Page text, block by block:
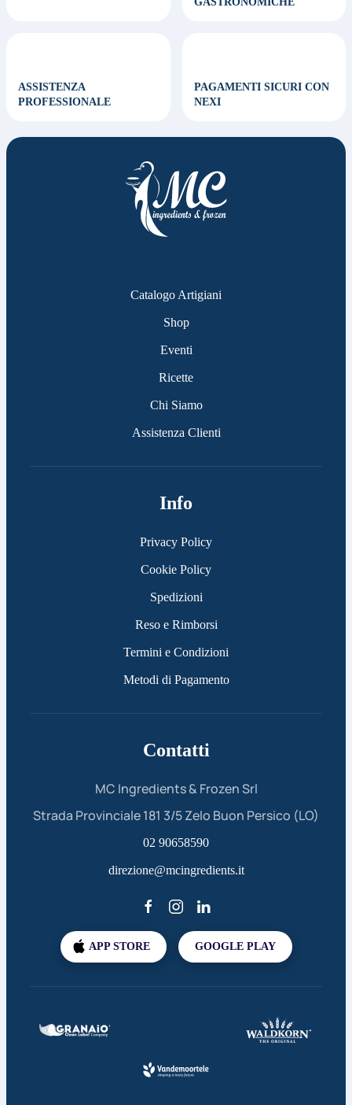
ASSISTENZA
PROFESSIONALE
PAGAMENTI SICURI CON
NEXI
Catalogo Artigiani
Shop
Eventi
Ricette
Chi Siamo
Assistenza Clienti
Info
Privacy Policy
Cookie Policy
Spedizioni
Reso e Rimborsi
Termini e Condizioni
Metodi di Pagamento
Contatti
MC Ingredients & Frozen Srl
Strada Provinciale 181 3/5 Zelo Buon Persico (LO)
02 90658590
direzione@mcingredients.it
APP STORE GOOGLE PLAY